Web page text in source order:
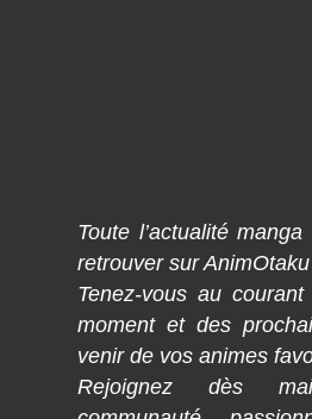
Toute l’actualité
retrouver sur
Tenez-vous au
moment et des
venir de vos animes
Rejoignez dès